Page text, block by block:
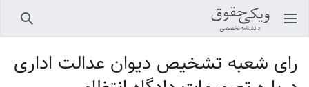
باز کردن منو اصلی جستجو
رای شعبه تشخیص دیوان عدالت اداری